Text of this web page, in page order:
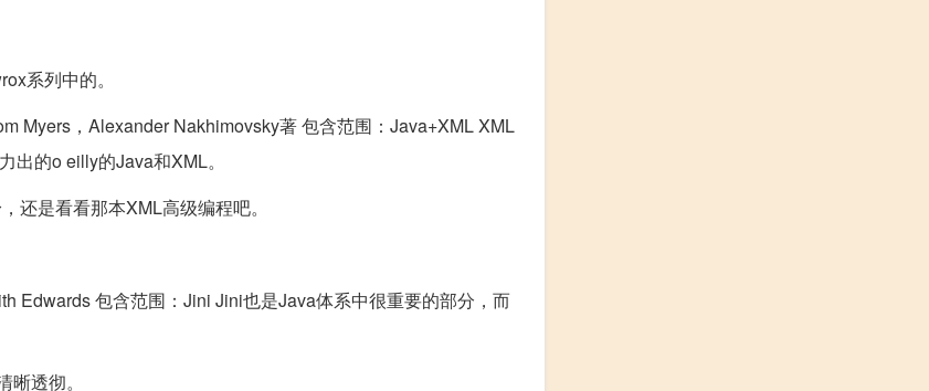
系列中的。
Myers，Alexander Nakhimovsky著 包含范围：Java+XML XML
的o eilly的Java和XML。
还是看看那本XML高级编程吧。
Edwards 包含范围：Jini Jini也是Java体系中很重要的部分，而
透彻。